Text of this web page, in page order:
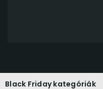
Black Friday kategóriák